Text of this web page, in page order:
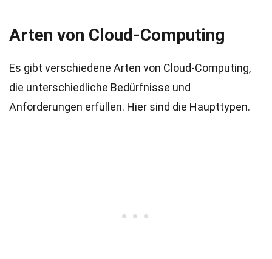
Arten von Cloud-Computing
Es gibt verschiedene Arten von Cloud-Computing,
die unterschiedliche Bedürfnisse und
Anforderungen erfüllen. Hier sind die Haupttypen.